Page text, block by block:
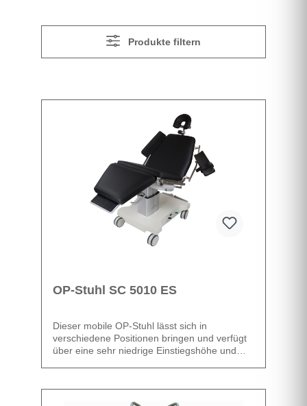
Produkte filtern
OP-Stuhl SC 5010 ES
Dieser mobile OP-Stuhl lässt sich in
verschiedene Positionen bringen und verfügt
über eine sehr niedrige Einstiegshöhe und
inkl. Handtastatur für 5 elektrische Funktionen
- 2 Memory Positionen, Batterie mit